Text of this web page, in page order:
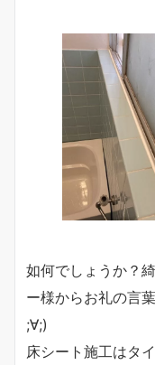
如何でしょうか？
ー様からお礼の言
;∀;)
床シート施工はタ